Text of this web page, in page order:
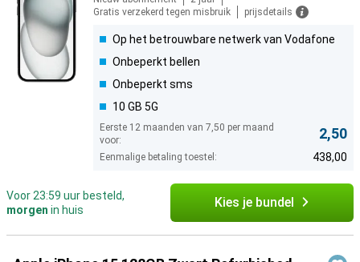
Gratis verzekerd tegen misbruik
prijsdetails
Op het betrouwbare netwerk van Vodafone
Onbeperkt bellen
Onbeperkt sms
10 GB 5G
Eerste 12 maanden van 7,50 per maand
voor:
2,50
Eenmalige betaling toestel: 438,00
Voor 23:59 uur besteld,
morgen in huis Kies je bundel